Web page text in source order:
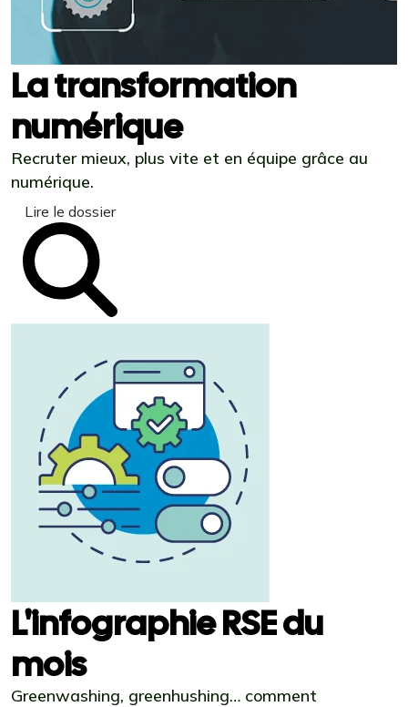
La transformation
numérique
Recruter mieux, plus vite et en équipe grâce au
numérique.
Lire le dossier
L'infographie RSE du
mois
Greenwashing, greenhushing… comment